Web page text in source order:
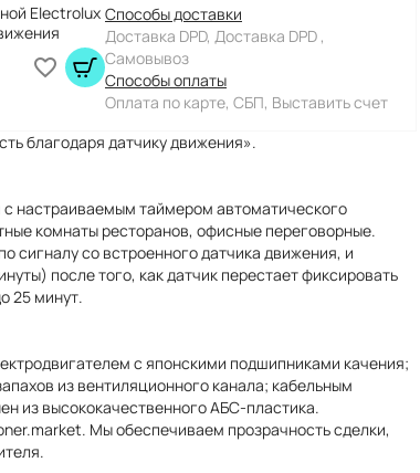
Electrolux Способы доставки
Доставка DPD, Доставка DPD ,
Самовывоз
Способы оплаты
Оплата по карте, СБП, Выставить счет
благодаря датчику движения».
с настраиваемым таймером автоматического
комнаты ресторанов, офисные переговорные.
сигналу со встроенного датчика движения, и
после того, как датчик перестает фиксировать
25 минут.
с японскими подшипниками качения;
из вентиляционного канала; кабельным
из высококачественного АБС-пластика.
Мы обеспечиваем прозрачность сделки,